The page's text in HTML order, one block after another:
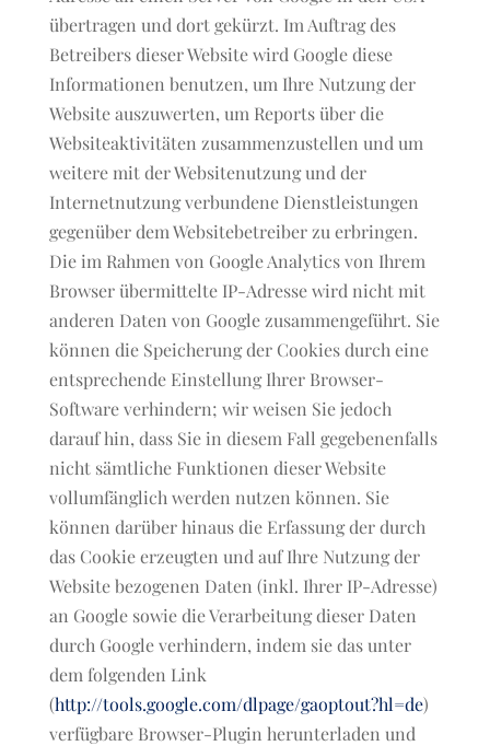
übertragen und dort gekürzt. Im Auftrag des
Betreibers dieser Website wird Google diese
Informationen benutzen, um Ihre Nutzung der
Website auszuwerten, um Reports über die
Websiteaktivitäten zusammenzustellen und um
weitere mit der Websitenutzung und der
Internetnutzung verbundene Dienstleistungen
gegenüber dem Websitebetreiber zu erbringen.
Die im Rahmen von Google Analytics von Ihrem
Browser übermittelte IP-Adresse wird nicht mit
anderen Daten von Google zusammengeführt. Sie
können die Speicherung der Cookies durch eine
entsprechende Einstellung Ihrer Browser-
Software verhindern; wir weisen Sie jedoch
darauf hin, dass Sie in diesem Fall gegebenenfalls
nicht sämtliche Funktionen dieser Website
vollumfänglich werden nutzen können. Sie
können darüber hinaus die Erfassung der durch
das Cookie erzeugten und auf Ihre Nutzung der
Website bezogenen Daten (inkl. Ihrer IP-Adresse)
an Google sowie die Verarbeitung dieser Daten
durch Google verhindern, indem sie das unter
dem folgenden Link
(http://tools.google.com/dlpage/gaoptout?hl=de)
verfügbare Browser-Plugin herunterladen und